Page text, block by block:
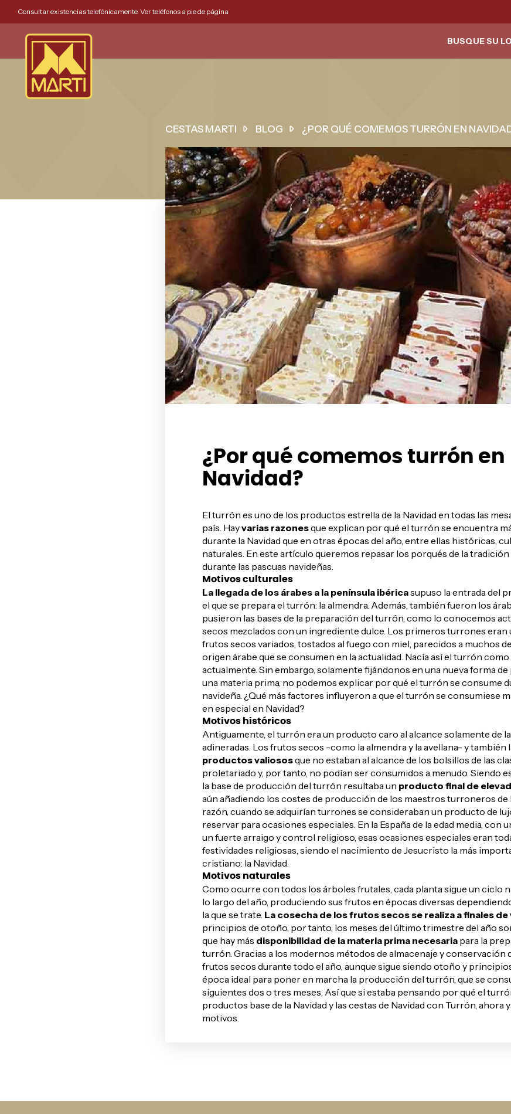
Consultar existencias telefónicamente. Ver teléfonos a pie de página
BUSQUE SU
CESTAS MARTI BLOG ¿POR QUÉ COMEMOS TURRÓN EN
¿Por qué comemos turrón en
Navidad?
El turrón es uno de los productos estrella de la Navidad en todas las
país. Hayvarias razonesque explican por qué el turrón se encuentra
durante la Navidad que en otras épocas del año, entre ellas históricas,
naturales. En este artículo queremos repasar los porqués de la
durante las pascuas navideñas.
Motivos culturales
La llegada de los árabes a la península ibéricasupuso la entrada del
el que se prepara el turrón: la almendra. Además, también fueron los
pusieron las bases de la preparación del turrón, como lo conocemos
secos mezclados con un ingrediente dulce. Los primeros turrones eran
frutos secos variados, tostados al fuego con miel, parecidos a muchos
origen árabe que se consumen en la actualidad. Nacía así el turrón
actualmente. Sin embargo, solamente fijándonos en una nueva forma
una materia prima, no podemos explicar por qué el turrón se consume
navideña. ¿Qué más factores influyeron a que el turrón se consumiese
en especial en Navidad?
Motivos históricos
Antiguamente, el turrón era un producto caro al alcance solamente de
adineradas. Los frutos secos -como la almendra y la avellana- y también
productos valiososque no estaban al alcance de los bolsillos de las
proletariado y, por tanto, no podían ser consumidos a menudo. Siendo
la base de producción del turrón resultaba un producto final de
aún añadiendo los costes de producción de los maestros turroneros de
razón, cuando se adquirían turrones se consideraban un producto de
reservar para ocasiones especiales. En la España de la edad media, con
un fuerte arraigo y control religioso, esas ocasiones especiales eran
festividades religiosas, siendo el nacimiento de Jesucristo la más
cristiano: la Navidad.
Motivos naturales
Como ocurre con todos los árboles frutales, cada planta sigue un ciclo
lo largo del año, produciendo sus frutos en épocas diversas
la que se trate. La cosecha de los frutos secos se realiza a finales de
principios de otoño, por tanto, los meses del último trimestre del año
que hay más disponibilidad de la materia prima necesariapara la
turrón. Gracias a los modernos métodos de almacenaje y conservación
frutos secos durante todo el año, aunque sigue siendo otoño y
época ideal para poner en marcha la producción del turrón, que se
siguientes dos o tres meses. Así que si estaba pensando por qué el
productos base de la Navidad y las cestas de Navidad con Turrón, ahora
motivos.